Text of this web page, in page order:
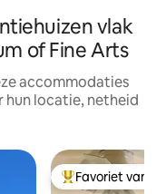
vlak
of Fine Arts
accommodaties
locatie, netheid
Topfavoriet van
Favoriet van